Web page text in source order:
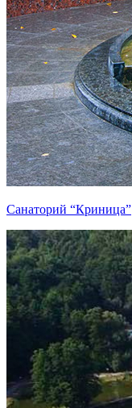
Санаторий “Криница”